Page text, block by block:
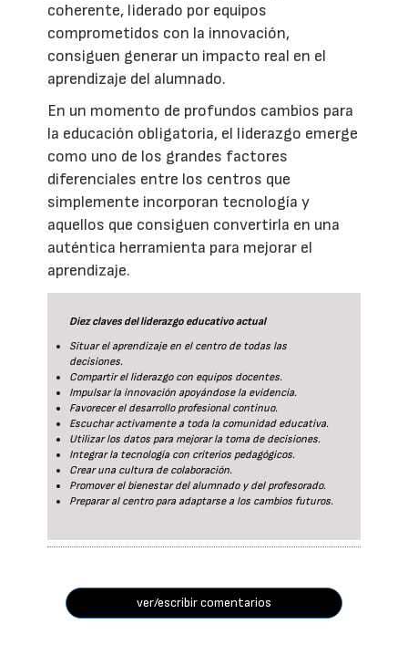
coherente, liderado por equipos
comprometidos con la innovación,
consiguen generar un impacto real en el
aprendizaje del alumnado.
En un momento de profundos cambios para
la educación obligatoria, el liderazgo emerge
como uno de los grandes factores
diferenciales entre los centros que
simplemente incorporan tecnología y
aquellos que consiguen convertirla en una
auténtica herramienta para mejorar el
aprendizaje.
Diez claves del liderazgo educativo actual
Situar el aprendizaje en el centro de todas las
decisiones.
Compartir el liderazgo con equipos docentes.
Impulsar la innovación apoyándose la evidencia.
Favorecer el desarrollo profesional continuo.
Escuchar activamente a toda la comunidad educativa.
Utilizar los datos para mejorar la toma de decisiones.
Integrar la tecnología con criterios pedagógicos.
Crear una cultura de colaboración.
Promover el bienestar del alumnado y del profesorado.
Preparar al centro para adaptarse a los cambios futuros.
ver/escribir comentarios